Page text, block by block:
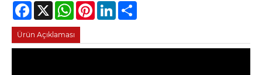
Facebook
X WhatsAppPinterestLinkedIn
Ürün Açıklaması